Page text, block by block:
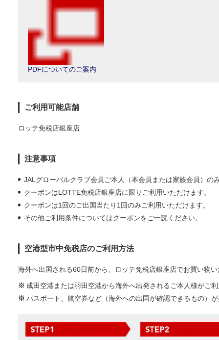
PDFについてのご案内
ご利用可能店舗
ロッテ免税店銀座店
注意事項
JALグローバルクラブ会員ご本人（本会員または家族会員）の
クーポンはLOTTE免税店銀座店に限りご利用いただけます。
クーポンは1回のご出国当たり1回のみご利用いただけます。
その他ご利用条件についてはクーポンをご一読ください。
空港型市中免税店のご利用方法
海外へ出国される60日前から、ロッテ免税店銀座店でお買い物
※ 成田空港または羽田空港から海外へ出発されるご本人様がご
※ パスポート、航空券など（海外への出国が確認できるもの）